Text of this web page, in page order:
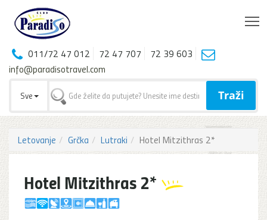
011/72 47 012 72 47 707
72 39 603
info@paradisotravel.com
Sve Traži
Letovanje Grčka Lutraki Hotel Mitzithras 2*
Hotel Mitzithras 2*